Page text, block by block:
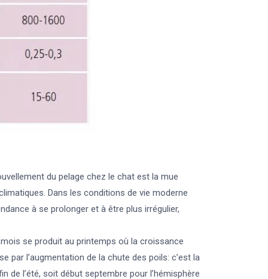
du pelage chez le chat est la mue
Dans les conditions de vie moderne
à se prolonger et à être plus irrégulier,
se produit au printemps où la croissance
par l’augmentation de la chute des poils: c’est la
de l’été, soit début septembre pour l’hémisphère